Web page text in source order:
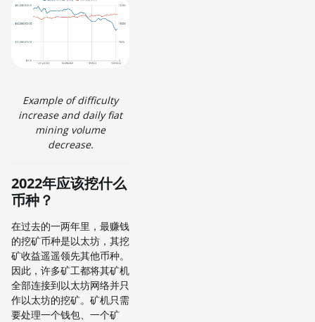
Example of difficulty
increase and daily fiat
mining volume
decrease.
2022年应该挖什么
币种？
在过去的一两年里，最赚钱
的挖矿币种是以太坊，其挖
矿收益遥遥领先其他币种。
因此，许多矿工都将其矿机
全部连接到以太坊网络并只
作以太坊的挖矿。矿机只需
要处理一个钱包、一个矿